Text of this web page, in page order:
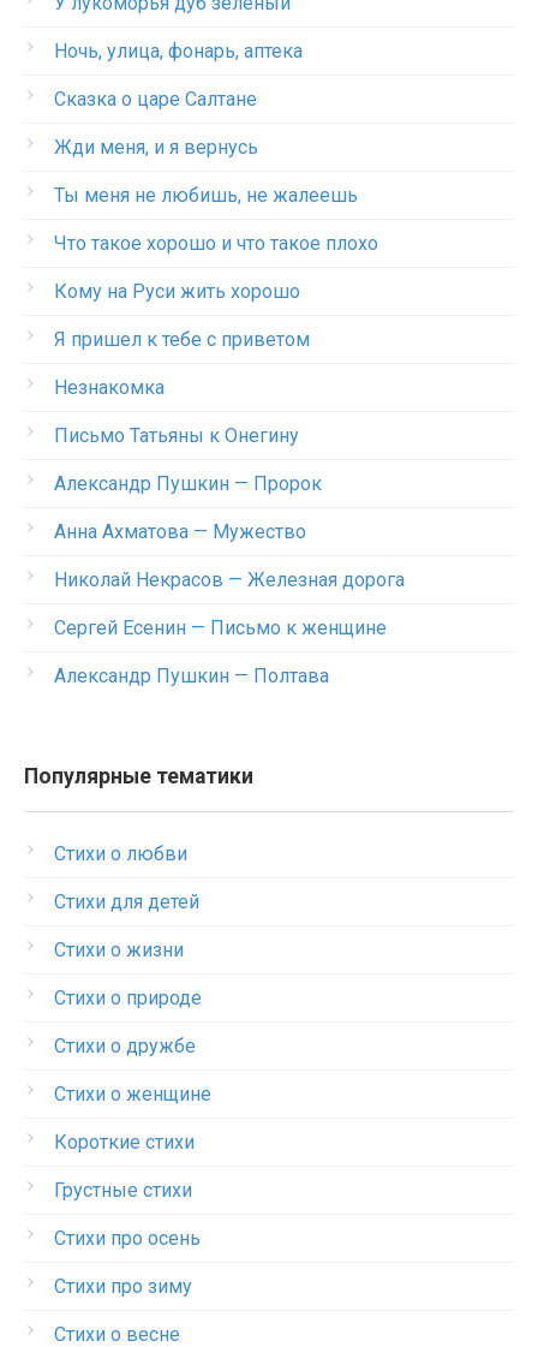
Ночь, улица, фонарь, аптека
Сказка о царе Салтане
Жди меня, и я вернусь
Ты меня не любишь, не жалеешь
Что такое хорошо и что такое плохо
Кому на Руси жить хорошо
Я пришел к тебе с приветом
Незнакомка
Письмо Татьяны к Онегину
Александр Пушкин — Пророк
Анна Ахматова — Мужество
Николай Некрасов — Железная дорога
Сергей Есенин — Письмо к женщине
Александр Пушкин — Полтава
Популярные тематики
Стихи о любви
Стихи для детей
Стихи о жизни
Стихи о природе
Стихи о дружбе
Стихи о женщине
Короткие стихи
Грустные стихи
Стихи про осень
Стихи про зиму
Стихи о весне